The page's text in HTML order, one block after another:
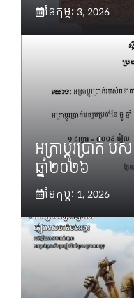
ខែ​កុម្ភៈ 3, 2026
អត្រាប្ដូរប្រាក់ ប
ឆ្នាំ២០២៦
ខែ​កុម្ភៈ 1, 2026